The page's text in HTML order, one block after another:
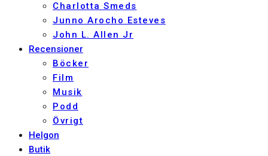
Charlotta Smeds
Junno Arocho Esteves
John L. Allen Jr
Recensioner
Böcker
Film
Musik
Podd
Övrigt
Helgon
Butik